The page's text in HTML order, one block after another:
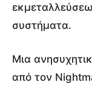
συστήματα.
Μια
από τον